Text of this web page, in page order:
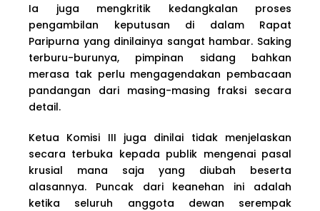
Ia juga mengkritik kedangkalan proses
pengambilan keputusan di dalam Rapat
Paripurna yang dinilainya sangat hambar. Saking
terburu-burunya, pimpinan sidang bahkan
merasa tak perlu mengagendakan pembacaan
pandangan dari masing-masing fraksi secara
detail.
Ketua Komisi III juga dinilai tidak menjelaskan
secara terbuka kepada publik mengenai pasal
krusial mana saja yang diubah beserta
alasannya. Puncak dari keanehan ini adalah
ketika seluruh anggota dewan serempak